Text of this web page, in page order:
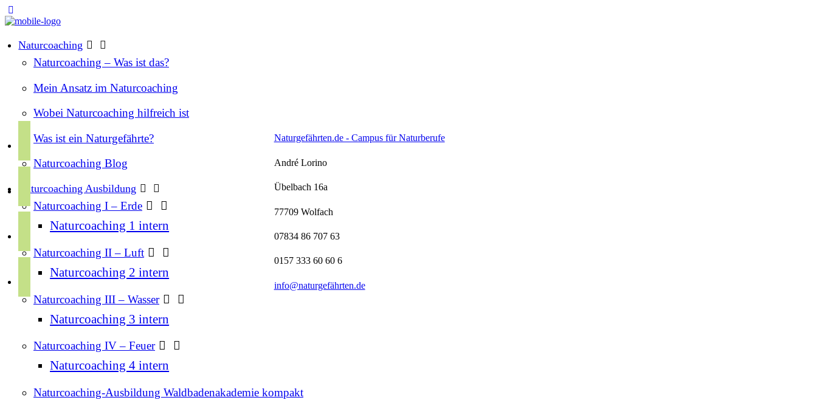
Naturcoaching
Naturcoaching – Was ist das?
Mein Ansatz im Naturcoaching
Wobei Naturcoaching hilfreich ist
Was ist ein Naturgefährte?
Naturcoaching Blog
Naturcoaching Ausbildung
Naturcoaching I – Erde
Naturcoaching 1 intern
Naturcoaching II – Luft
Naturcoaching 2 intern
Naturcoaching III – Wasser
Naturcoaching 3 intern
Naturcoaching IV – Feuer
Naturcoaching 4 intern
Naturcoaching-Ausbildung Waldbadenakademie kompakt
c
o
k
s
g
a
u
b
o
Naturgefährten.de - Campus für Naturberufe
André Lorino
Übelbach 16a
77709 Wolfach
07834 86 707 63
0157 333 60 60 6
info@naturgefährten.de